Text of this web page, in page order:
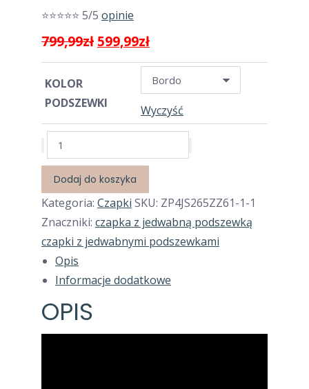
⭐⭐⭐⭐⭐ 5/5 opinie
799,99zł Pierwotna
cena
wynosiła:
799,99zł.
599,99złAktualna
cena
wynosi:
599,99zł.
KOLOR
PODSZEWKI
Wyczyść
ilość
Komplet
Czapka
z
jedwabną
podszewką
bordo
+
100%
wełna
Dodaj do koszyka
Kategoria: Czapki SKU: ZP4JS265ZZ61-1-1
Znaczniki: czapka z jedwabną podszewką
czapki z jedwabnymi podszewkami
Opis
Informacje dodatkowe
OPIS